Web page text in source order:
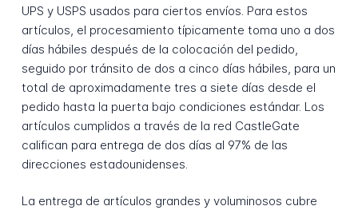
UPS y USPS usados para ciertos envíos. Para estos
artículos, el procesamiento típicamente toma uno a dos
días hábiles después de la colocación del pedido,
seguido por tránsito de dos a cinco días hábiles, para un
total de aproximadamente tres a siete días desde el
pedido hasta la puerta bajo condiciones estándar. Los
artículos cumplidos a través de la red CastleGate
califican para entrega de dos días al 97% de las
direcciones estadounidenses.
La entrega de artículos grandes y voluminosos cubre